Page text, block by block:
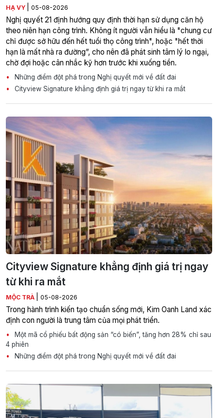
HẠ VY 05-08-2026
Nghị quyết 21 định hướng quy định thời hạn sử dụng căn hộ
theo niên hạn công trình. Không ít người vẫn hiểu là "chung cư
chỉ được sở hữu đến hết tuổi thọ công trình", hoặc "hết thời
hạn là mất nhà ra đường”, cho nên đã phát sinh tâm lý lo ngại,
chờ đợi hoặc cân nhắc kỹ hơn trước khi xuống tiền.
Những điểm đột phá trong Nghị quyết mới về đất đai
Cityview Signature khẳng định giá trị ngay từ khi ra mắt
Cityview Signature khẳng định giá trị ngay
từ khi ra mắt
MỘC TRÀ 05-08-2026
Trong hành trình kiến tạo chuẩn sống mới, Kim Oanh Land xác
định con người là trung tâm của mọi phát triển.
Một mã cổ phiếu bất động sản “có biến”, tăng hơn 28% chỉ sau
4 phiên
Những điểm đột phá trong Nghị quyết mới về đất đai